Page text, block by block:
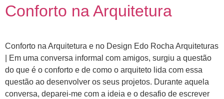
Conforto na Arquitetura
Conforto na Arquitetura e no Design Edo Rocha Arquiteturas
| Em uma conversa informal com amigos, surgiu a questão
do que é o conforto e de como o arquiteto lida com essa
questão ao desenvolver os seus projetos. Durante aquela
conversa, deparei-me com a ideia e o desafio de escrever